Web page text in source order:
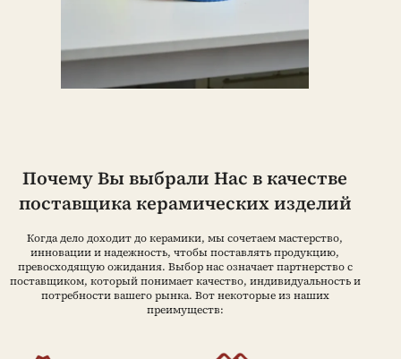
Почему Вы выбрали Нас в качестве
поставщика керамических изделий
Когда дело доходит до керамики, мы сочетаем мастерство,
инновации и надежность, чтобы поставлять продукцию,
превосходящую ожидания. Выбор нас означает партнерство с
поставщиком, который понимает качество, индивидуальность и
потребности вашего рынка. Вот некоторые из наших
преимуществ: